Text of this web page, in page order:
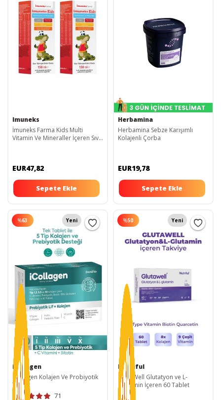
Imuneks
İmuneks Farma Kids Multi
Vitamin Ve Mineraller İçeren Sıvı
EUR47,82
Sepete Ekle
Herbamina
Herbamina Sebze Karışımlı
Kolajenli Çorba
EUR19,78
Sepete Ekle
%63 Yeni
icollagen
icollagen Kolajen Ve Probiyotik
Tablet
71
%50 Yeni
Nutriful
GlutaWell Glutatyon ve L-
Glutamin İçeren 60 Tablet